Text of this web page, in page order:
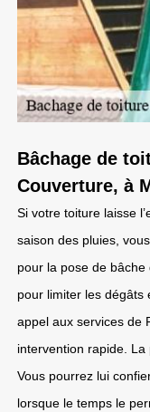
Bâchage de
Couverture, à
Si votre toiture laisse
saison des pluies,
pour la pose de bâche
pour limiter les dégâts
appel aux services de
intervention rapide. La
Vous pourrez lui
lorsque le temps le